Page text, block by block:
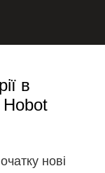
в
Hobot
нові